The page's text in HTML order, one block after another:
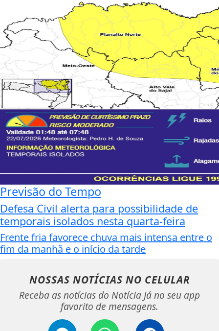
Previsão do Tempo
Defesa Civil alerta para possibilidade de
temporais isolados nesta quarta-feira
Frente fria favorece chuva mais intensa entre o
fim da manhã e o início da tarde
NOSSAS NOTÍCIAS NO CELULAR
Receba as notícias do Notícia Já no seu app
favorito de mensagens.